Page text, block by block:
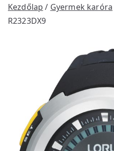
Kezdőlap / Gyermek karóra
R2323DX9